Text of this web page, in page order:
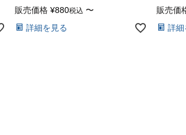
販売価格 ¥880税込 〜
詳細を見る
販売価
詳細